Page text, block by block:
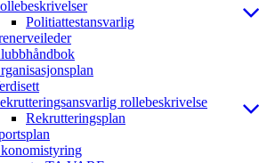
Politiattestansvarlig
rollebeskrivelse
Rekrutteringsplan